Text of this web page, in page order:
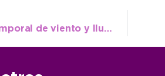
El municipio trabaja a destajo luego del temporal de viento y lluvia